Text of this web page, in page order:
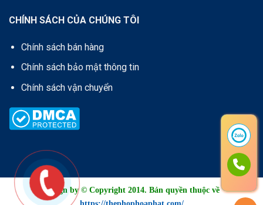
CHÍNH SÁCH CỦA CHÚNG TÔI
Chính sách bán hàng
Chính sách bảo mật thông tin
Chính sách vận chuyển
Design by © Copyright 2014. Bản quyền thuộc về
https://thephophoaphat.com/